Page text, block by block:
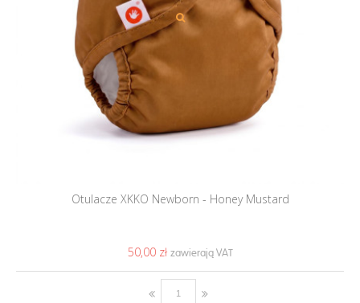
Otulacze XKKO Newborn - Honey Mustard
50,00 ‎zł